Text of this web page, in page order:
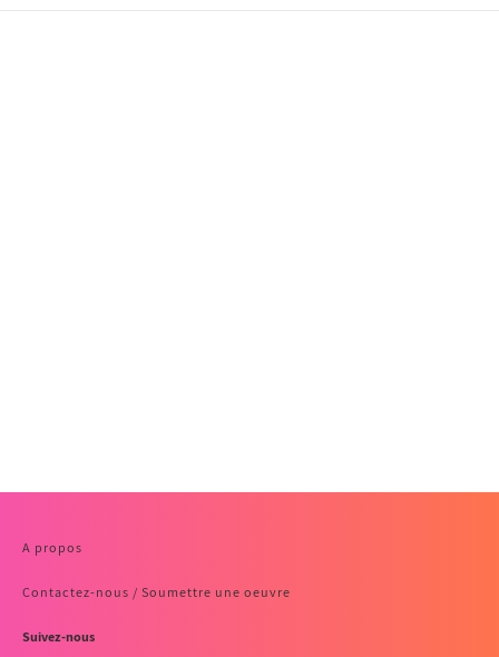
A propos
Contactez-nous / Soumettre une oeuvre
Suivez-nous